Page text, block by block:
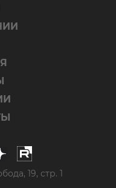
19, стр. 1